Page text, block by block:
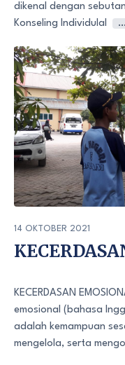
dikenal dengan
Konseling Individulal
…
14 OKTOBER 2021
KECERDASAN
emosional (bahasa
adalah kemampuan
mengelola, serta